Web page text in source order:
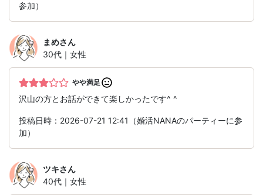
参加）
まめさん
30代｜女性
やや満足
沢山の方とお話ができて楽しかったです^ ^
投稿日時：2026-07-21 12:41（婚活NANAのパーティーに参
加）
ツキさん
40代｜女性